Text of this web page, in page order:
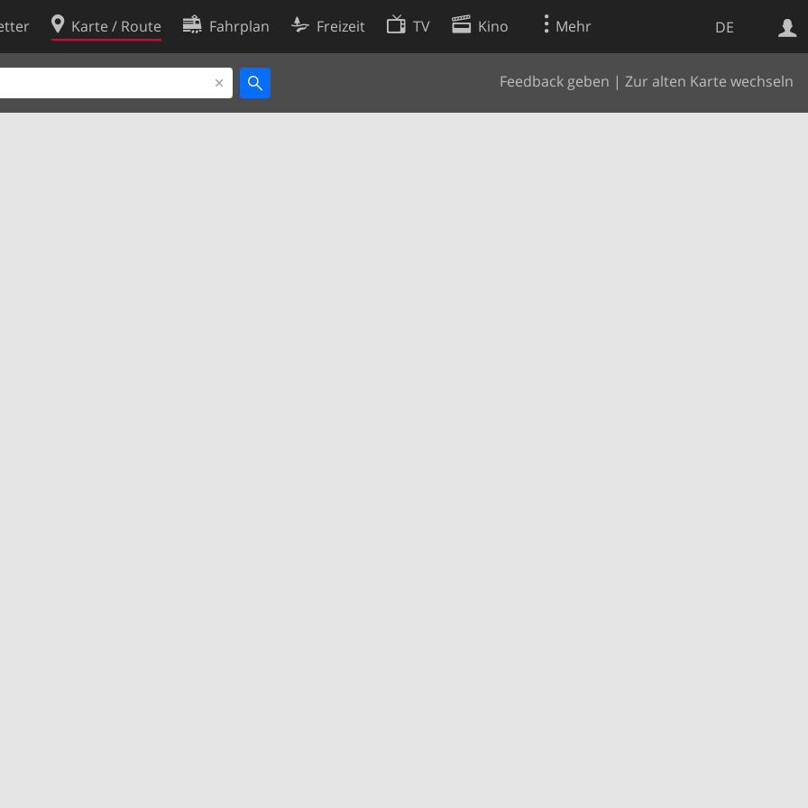
DE
Karte / Route Fahrplan Freizeit TV Kino Mehr
Feedback geben | Zur alten Karte wechseln
Websuche
Cookie-Richtlinie
Cookie-Einstellungen